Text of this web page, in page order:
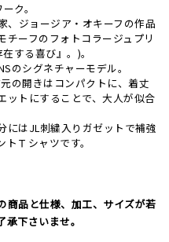
ク。
、ジョージア・オキーフの作品
ーフのフォトコラージュプリ
する喜び』。)。
のシグネチャーモデル。
の開きはコンパクトに、着丈
ットにすることで、大人が似合
にはJL刺繍入りガゼットで補強
Ｔシャツです。
品と仕様、加工、サイズが若
下さいませ。